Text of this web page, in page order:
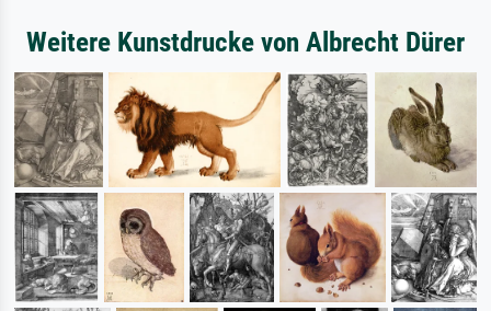
Weitere Kunstdrucke von Albrecht Dürer